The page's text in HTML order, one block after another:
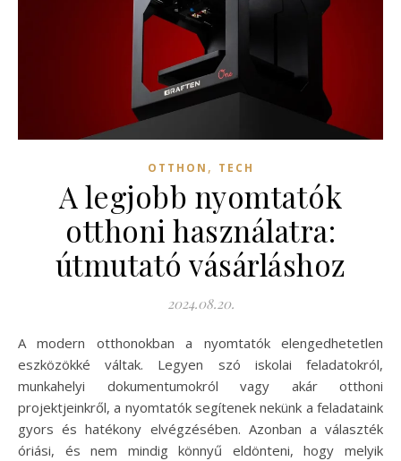
OTTHON , TECH
A legjobb nyomtatók
otthoni használatra:
útmutató vásárláshoz
2024.08.20.
A modern otthonokban a nyomtatók elengedhetetlen
eszközökké váltak. Legyen szó iskolai feladatokról,
munkahelyi dokumentumokról vagy akár otthoni
projektjeinkről, a nyomtatók segítenek nekünk a feladataink
gyors és hatékony elvégzésében. Azonban a választék
óriási, és nem mindig könnyű eldönteni, hogy melyik